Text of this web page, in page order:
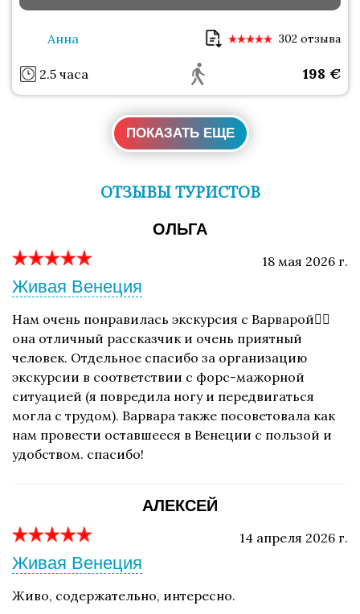
Анна 302 отзыва
2.5 часа 198 €
ПОКАЗАТЬ ЕЩЕ
ОТЗЫВЫ ТУРИСТОВ
ОЛЬГА
18 мая 2026 г.
Живая Венеция
Нам очень понравилась экскурсия с Варварой👍🏻
она отличный рассказчик и очень приятный
человек. Отдельное спасибо за организацию
экскурсии в соответствии с форс-мажорной
ситуацией (я повредила ногу и передвигаться
могла с трудом). Варвара также посоветовала как
нам провести оставшееся в Венеции с пользой и
удобством. спасибо!
АЛЕКСЕЙ
14 апреля 2026 г.
Живая Венеция
Живо, содержательно, интересно.